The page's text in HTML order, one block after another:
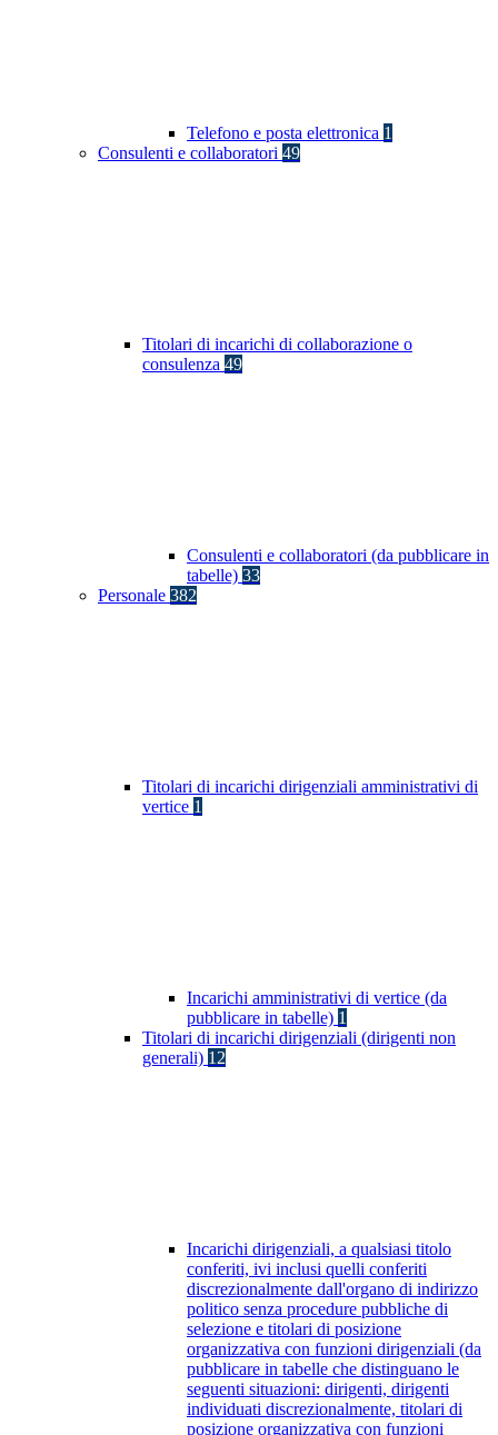
Telefono e posta elettronica 1
Consulenti e collaboratori 49
Titolari di incarichi di collaborazione o
consulenza 49
Consulenti e collaboratori (da pubblicare in
tabelle) 33
Personale 382
Titolari di incarichi dirigenziali amministrativi di
vertice 1
Incarichi amministrativi di vertice (da
pubblicare in tabelle) 1
Titolari di incarichi dirigenziali (dirigenti non
generali) 12
Incarichi dirigenziali, a qualsiasi titolo
conferiti, ivi inclusi quelli conferiti
discrezionalmente dall'organo di indirizzo
politico senza procedure pubbliche di
selezione e titolari di posizione
organizzativa con funzioni dirigenziali (da
pubblicare in tabelle che distinguano le
seguenti situazioni: dirigenti, dirigenti
individuati discrezionalmente, titolari di
posizione organizzativa con funzioni